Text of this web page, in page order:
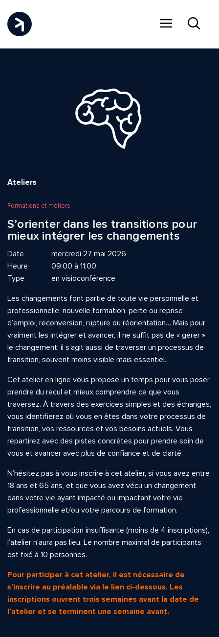
Ateliers
Formations et métiers
S’orienter dans les transitions pour
mieux intégrer les changements
Date
mercredi 27 mai 2026
Heure
09:00 à 11:00
Type
en visioconférence
Les changements font partie de toute vie personnelle et
professionnelle: nouvelle formation, perte ou reprise
d’emploi, reconversion, rupture ou réorientation… Mais pour
vraiment les intégrer et avancer, il ne suffit pas de « gérer »
le changement: il s’agit aussi de traverser un processus de
transition, souvent moins visible mais essentiel.
Cet atelier en ligne vous propose un temps pour vous poser,
prendre du recul et mieux comprendre ce que vous
traversez. À travers des exercices simples et des échanges,
vous identifierez où vous en êtes dans votre processus de
transition, vos ressources et vos besoins actuels. Vous
repartirez avec des pistes concrètes pour prendre soin de
vous et avancer avec plus de confiance et de clarté.
N’hésitez pas à vous inscrire à cet atelier, si vous avez entre
18 ans et 65 ans, et que vous avez vécu un changement
dans votre vie ayant impacté ou impactant votre vie
professionnelle et/ou votre parcours de formation.
En cas de participation insuffisante (moins de 4 inscriptions),
l’atelier n’aura pas lieu. Le nombre maximal de participants
est fixé à 10 personnes.
Pour participer à cet atelier, il est nécessaire de
s’inscrire au préalable via le lien ci-dessous. Les
inscriptions ouvrent trois semaines avant la date de
l’atelier et se terminent une semaine avant.